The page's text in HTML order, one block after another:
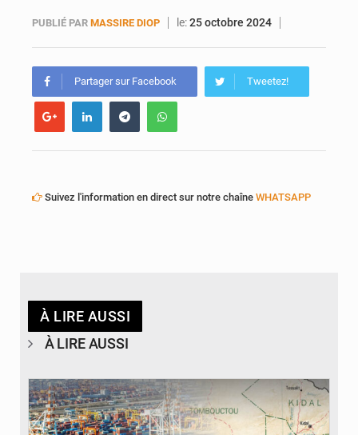
PUBLIÉ PAR MASSIRE DIOP le:25 octobre 2024
Partager sur Facebook Tweetez!
Suivez l'information en direct sur notre chaîne WHATSAPP
À LIRE AUSSI
À LIRE AUSSI
© JDM